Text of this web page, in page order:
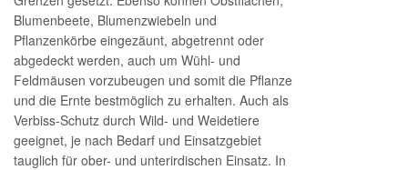
Blumenbeete, Blumenzwiebeln und
Pflanzenkörbe eingezäunt, abgetrennt oder
abgedeckt werden, auch um Wühl- und
Feldmäusen vorzubeugen und somit die Pflanze
und die Ernte bestmöglich zu erhalten. Auch als
Verbiss-Schutz durch Wild- und Weidetiere
geeignet, je nach Bedarf und Einsatzgebiet
tauglich für ober- und unterirdischen Einsatz. In